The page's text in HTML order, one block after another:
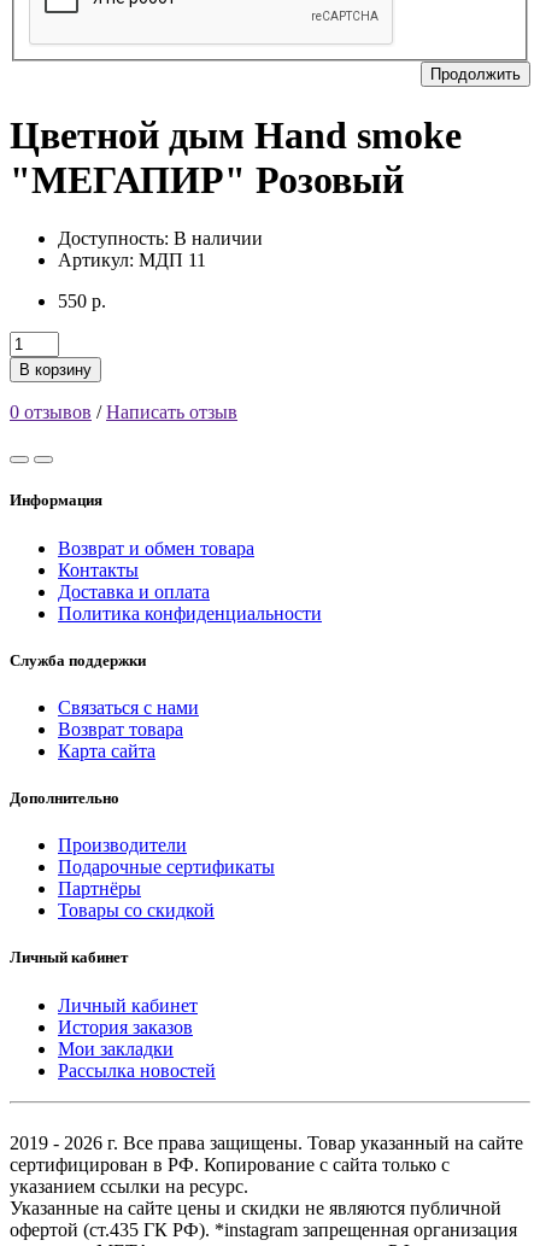
Продолжить
Цветной дым Hand smoke
"МЕГАПИР" Розовый
Доступность: В наличии
Артикул: МДП 11
550 р.
В корзину
0 отзывов /Написать отзыв
Информация
Возврат и обмен товара
Контакты
Доставка и оплата
Политика конфиденциальности
Служба поддержки
Связаться с нами
Возврат товара
Карта сайта
Дополнительно
Производители
Подарочные сертификаты
Партнёры
Товары со скидкой
Личный кабинет
Личный кабинет
История заказов
Мои закладки
Рассылка новостей
2019 - 2026 г. Все права защищены. Товар указанный на сайте
сертифицирован в РФ. Копирование с сайта только с
указанием ссылки на ресурс.
Указанные на сайте цены и скидки не являются публичной
офертой (ст.435 ГК РФ). *instagram запрещенная организация